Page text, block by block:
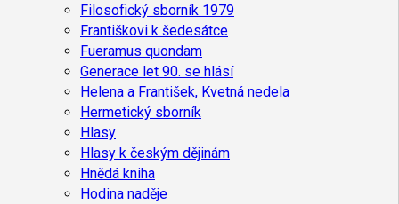
Filosofický sborník 1979
Františkovi k šedesátce
Fueramus quondam
Generace let 90. se hlásí
Helena a František, Kvetná nedela
Hermetický sborník
Hlasy
Hlasy k českým dějinám
Hnědá kniha
Hodina naděje